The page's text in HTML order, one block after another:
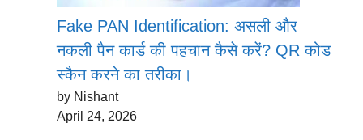
Fake PAN Identification: असली और
नकली पैन कार्ड की पहचान कैसे करें? QR कोड
स्कैन करने का तरीका।
by Nishant
April 24, 2026